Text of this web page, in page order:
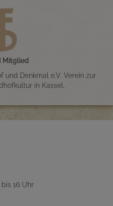
Mitglied
und Denkmal e.V. Verein zur
in Kassel.
16 Uhr